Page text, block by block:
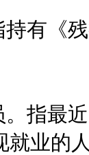
《残
最近
就业的